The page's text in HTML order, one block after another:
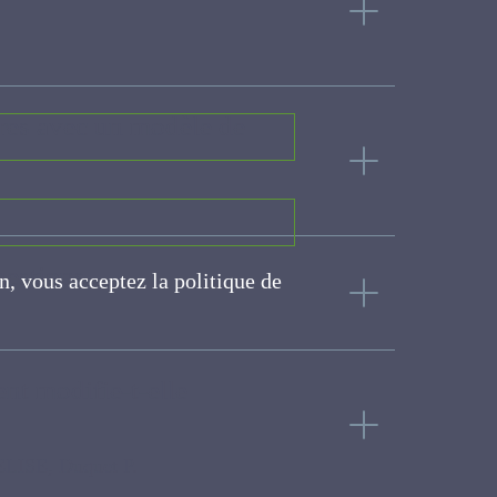
avec un modèle de
modifie-t-elle
vous acceptez la politique